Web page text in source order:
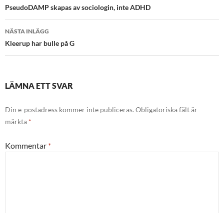
PseudoDAMP skapas av sociologin, inte ADHD
NÄSTA INLÄGG
Kleerup har bulle på G
LÄMNA ETT SVAR
Din e-postadress kommer inte publiceras. Obligatoriska fält är
märkta *
Kommentar *